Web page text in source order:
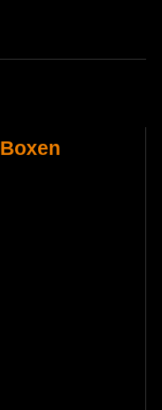
Boxen